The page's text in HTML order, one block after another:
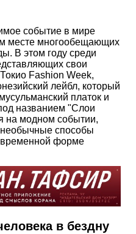
событие в мире
месте многообещающих
В этом году среди
свои
Fashion Week,
лейбл, который
платок и
названием "Слои
на модном событии,
способы
форме
в бездну